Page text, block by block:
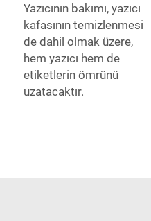
Yazıcının bakımı, yazıcı
kafasının temizlenmesi
de dahil olmak üzere,
hem yazıcı hem de
etiketlerin ömrünü
uzatacaktır.